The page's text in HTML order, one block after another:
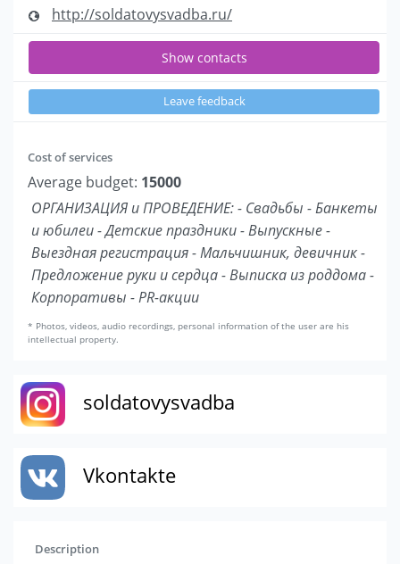
http://soldatovysvadba.ru/
Show contacts
Leave feedback
Cost of services
Average budget: 15000
ОРГАНИЗАЦИЯ и ПРОВЕДЕНИЕ: - Свадьбы - Банкеты
и юбилеи - Детские праздники - Выпускные -
Выездная регистрация - Мальчишник, девичник -
Предложение руки и сердца - Выписка из роддома -
Корпоративы - PR-акции
* Photos, videos, audio recordings, personal information of the user are his
intellectual property.
soldatovysvadba
Vkontakte
Description